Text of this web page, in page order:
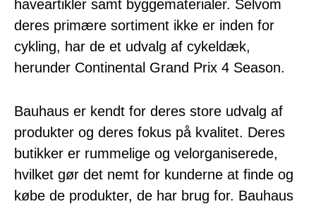
haveartikler samt byggematerialer. Selvom
deres primære sortiment ikke er inden for
cykling, har de et udvalg af cykeldæk,
herunder Continental Grand Prix 4 Season.
Bauhaus er kendt for deres store udvalg af
produkter og deres fokus på kvalitet. Deres
butikker er rummelige og velorganiserede,
hvilket gør det nemt for kunderne at finde og
købe de produkter, de har brug for. Bauhaus